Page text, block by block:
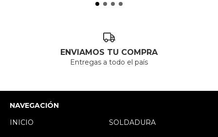
ENVIAMOS TU COMPRA
Entregas a todo el país
NAVEGACIÓN
INICIO
SOLDADURA